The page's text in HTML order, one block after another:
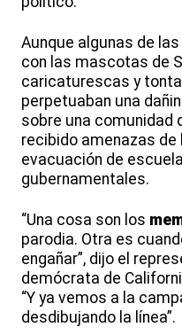
Aunque algunas de
con las mascotas de
caricaturescas y
perpetuaban una
sobre una comunidad
recibido amenazas de
evacuación de
gubernamentales.
“Una cosa son los
parodia. Otra es
engañar”, dijo el
demócrata de
“Y ya vemos a la
desdibujando la línea”.